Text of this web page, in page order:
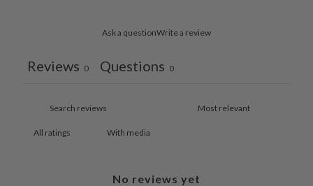
Ask a questionWrite a review
Reviews 0 Questions 0
With media
No reviews yet